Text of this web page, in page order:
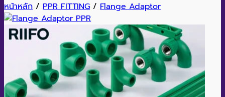
หน้าหลัก / PPR FITTING / Flange Adaptor